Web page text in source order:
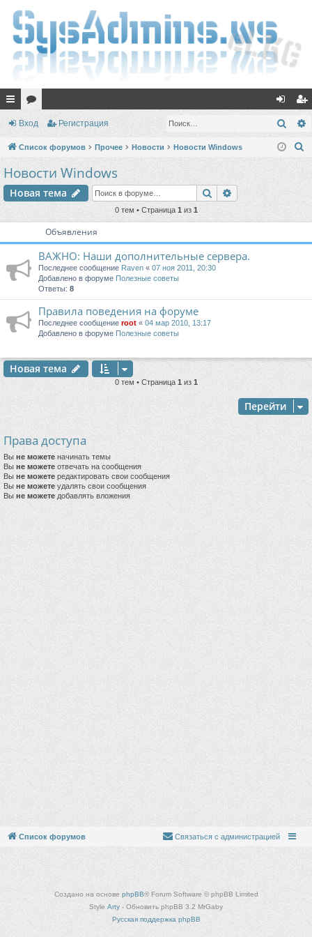
с
ы
и
ор хо
д
ег
ис
Вход Регистрация
Список форумов Прочее Новости Новости Windows
Новости Windows
Новая тема Поиск
0 тем • Страница 1 из 1
Объявления
ВАЖНО: Наши дополнительные сервера.
Последнее сообщение Raven « 07 ноя 2011, 20:30
Добавлено в форуме Полезные советы
Ответы: 8
Правила поведения на форуме
Последнее сообщение root « 04 мар 2010, 13:17
Добавлено в форуме Полезные советы
Новая тема
0 тем • Страница 1 из 1
Перейти
Права доступа
Вы не можете начинать темы
Вы не можете отвечать на сообщения
Вы не можете редактировать свои сообщения
Вы не можете удалять свои сообщения
Вы не можете добавлять вложения
Список форумов Связаться с администрацией
Создано на основе phpBB® Forum Software © phpBB Limited
Style Arty - Обновить phpBB 3.2 MrGaby
Русская поддержка phpBB